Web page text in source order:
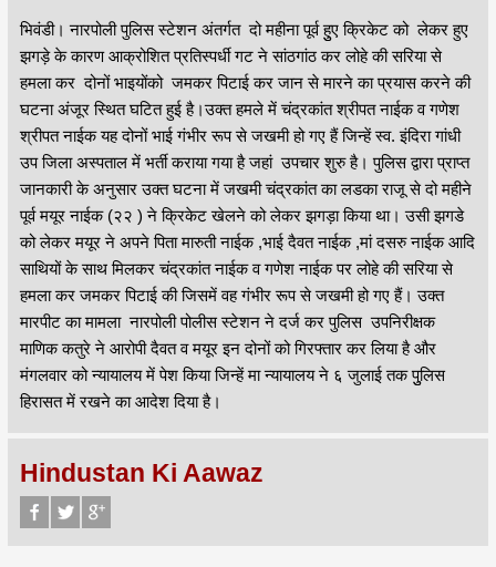
भिवंडी। नारपोली पुलिस स्टेशन अंतर्गत दो महीना पूर्व हुुए क्रिकेट को लेकर हुए
झगड़े के कारण आक्रोशित प्रतिस्पर्धी गट ने सांठगांठ कर लोहे की सरिया से
हमला कर दोनों भाइयोंको जमकर पिटाई कर जान से मारने का प्रयास करने की
घटना अंजूर स्थित घटित हुई है।उक्त हमले में चंद्रकांत श्रीपत नाईक व गणेश
श्रीपत नाईक यह दोनों भाई गंभीर रूप से जखमी हो गए हैं जिन्हें स्व. इंदिरा गांधी
उप जिला अस्पताल में भर्ती कराया गया है जहां उपचार शुरु है। पुलिस द्वारा प्राप्त
जानकारी के अनुसार उक्त घटना में जखमी चंद्रकांत का लडका राजू से दो महीने
पूर्व मयूर नाईक (२२ ) ने क्रिकेट खेलने को लेकर झगड़ा किया था। उसी झगडे
को लेकर मयूर ने अपने पिता मारुती नाईक ,भाई दैवत नाईक ,मां दसरु नाईक आदि
साथियों के साथ मिलकर चंद्रकांत नाईक व गणेश नाईक पर लोहे की सरिया से
हमला कर जमकर पिटाई की जिसमें वह गंभीर रूप से जखमी हो गए हैं। उक्त
मारपीट का मामला नारपोली पोलीस स्टेशन ने दर्ज कर पुलिस उपनिरीक्षक
माणिक कतुरे ने आरोपी दैवत व मयूर इन दोनों को गिरफ्तार कर लिया है और
मंगलवार को न्यायालय में पेश किया जिन्हें मा न्यायालय ने ६ जुलाई तक पुुलिस
हिरासत में रखने का आदेश दिया है।
Hindustan Ki Aawaz